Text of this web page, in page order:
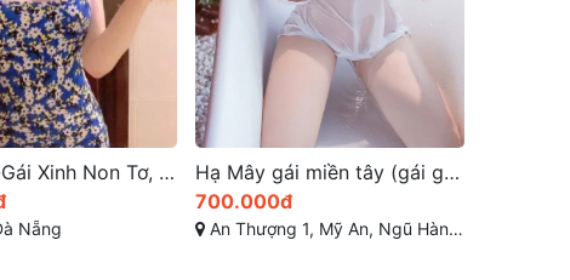
Hạ Mây gái miền tây (gái gọi) an thượng 1 ngũ hành sơn tp đà nẵng
An, Ngũ Hành Sơn, Đà Nẵng
Khả Như Em hàng gái xinh đã xác thực tại khu vực Ngô Thì Sỹ, Mỹ An
400.000đ
Ngô Thì Sỹ, Mỹ An, Ngũ Hành Sơn, Đà Nẵng